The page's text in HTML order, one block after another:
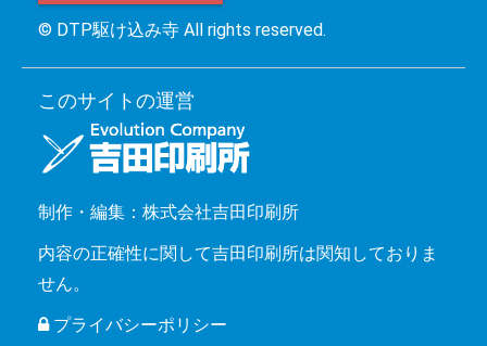
© DTP駆け込み寺 All rights reserved.
このサイトの運営
制作・編集：株式会社吉田印刷所
内容の正確性に関して吉田印刷所は関知しておりま
せん。
プライバシーポリシー